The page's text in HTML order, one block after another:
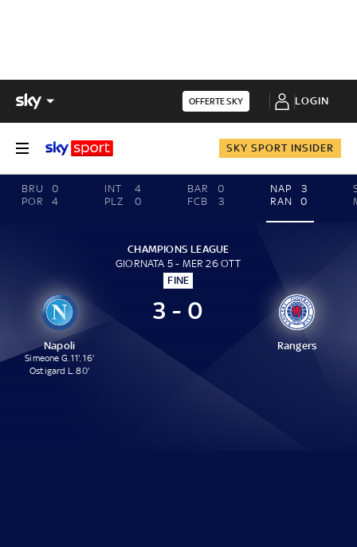
OFFERTE SKY LOGIN
SKY SPORT INSIDER
BRU
0
POR
4
INT
4
PLZ
0
BAR
0
FCB
3
NAP
3
RAN
0
CHAMPIONS LEAGUE
GIORNATA 5 - MER 26 OTT
FINE
Napoli
Simeone G. 11', 16'
Ostigard L. 80'
3 - 0
Rangers